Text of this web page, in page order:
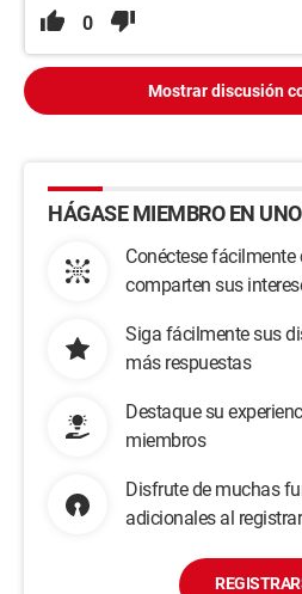
0
Mostrar discusión
HÁGASE MIEMBRO EN
Conéctese fácilmente
comparten sus
Siga fácilmente sus
más respuestas
Destaque su
miembros
Disfrute de muchas
adicionales al